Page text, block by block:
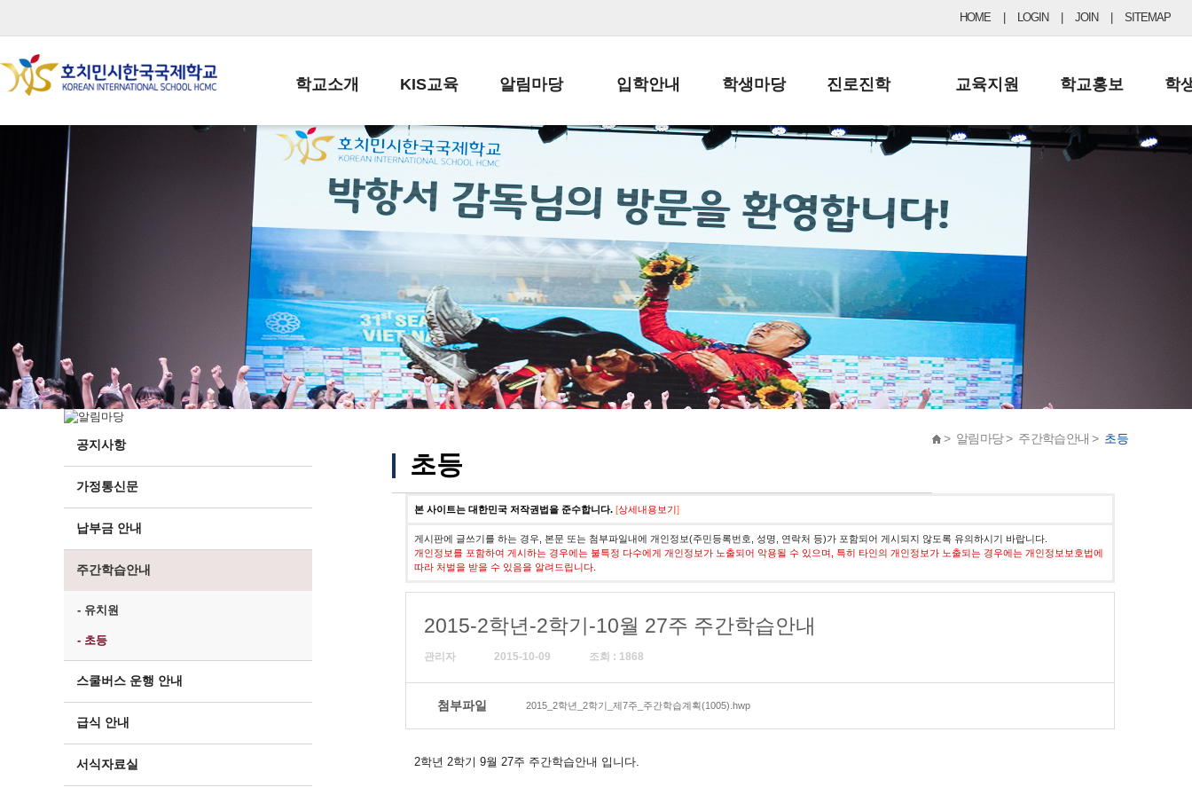
HOME LOGIN JOIN SITEMAP
학교소개
학교장인사말
학교상징
학교연혁
교직원현황
학생현황
위치/전화
전경사진
KIS교육
교육목표
학사일정
일과시간표
성과평가자료
알림마당
공지사항
납부금 안내
스쿨버스 운행 안내
급식안내
서식자료실
학부모방
정기고사 기출문제
입학안내
전-편입 서류양식
입학금/수업료
교복구입안내
학생마당
학생생활규정
학교신문
자율진로동아리
유초등 소식지
진로진학
공지사항 및 입시자료
드림레터
교육지원
행정실
학교운영위원회
학교건축기금
학교홍보
보도자료
학
공지사항
가정통신문
납부금 안내
주간학습안내
- 유치원
- 초등
스쿨버스 운행 안내
급식 안내
서식자료실
> 알림마당 > 주간학습안내 > 초등
초등
본 사이트는 대한민국 저작권법을 준수합니다. [상세내용보기]
게시판에 글쓰기를 하는 경우, 본문 또는 첨부파일내에 개인정보(주민등록번호, 성명, 연락처 등)가 포함되어 게시되지 않도록 유의하시기 바랍니다.
개인정보를 포함하여 게시하는 경우에는 불특정 다수에게 개인정보가 노출되어 악용될 수 있으며, 특히 타인의 개인정보가 노출되는 경우에는 개인정보보호법에
따라 처벌을 받을 수 있음을 알려드립니다.
2015-2학년-2학기-10월 27주 주간학습안내
관리자 2015-10-09 조회 : 1868
첨부파일 2015_2학년_2학기_제7주_주간학습계획(1005).hwp
2학년 2학기 9월 27주 주간학습안내 입니다.